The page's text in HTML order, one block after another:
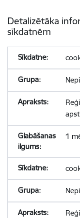
Detalizētāka
sīkdatnēm
1